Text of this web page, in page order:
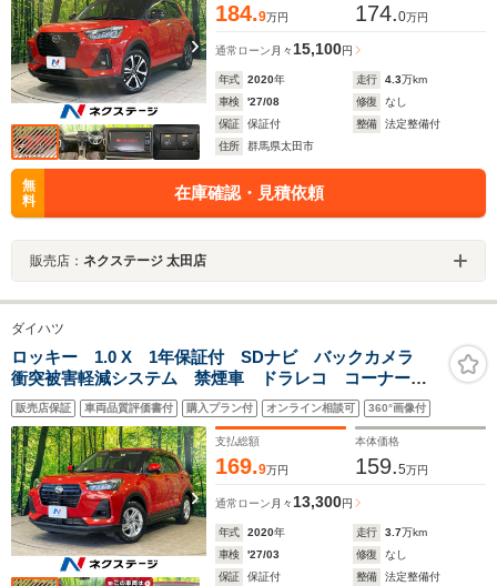
184.9万円 174.0万円
通常ローン 月々 15,100円
年式 2020年 走行 4.3万km
車検
'27/08 修復
なし
保証
保証付 整備
法定整備付
住所
群馬県太田市
無
料
在庫確認・見積依頼
販売店： ネクステージ 太田店
ダイハツ
ロッキー 1.0 X 1年保証付 SDナビ バックカメラ
衝突被害軽減システム 禁煙車 ドラレコ コーナーセ
ンサー スマートキー LEDヘッド ETC 純正16イン
チアルミ オートライト オートエアコン Bluetooth
販売店保証 車両品質評価書付 購入プラン付 オンライン相談可 360°画像付
支払総額
169.9万円
本体価格
159.5万円
通常ローン 月々 13,300円
年式 2020年 走行 3.7万km
車検
'27/03 修復
なし
保証
保証付 整備
法定整備付